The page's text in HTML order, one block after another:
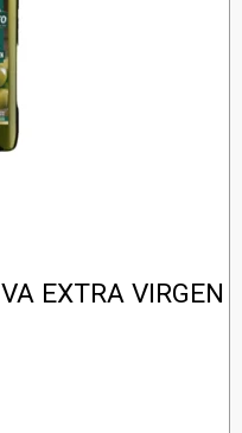
EXTRA VIRGEN